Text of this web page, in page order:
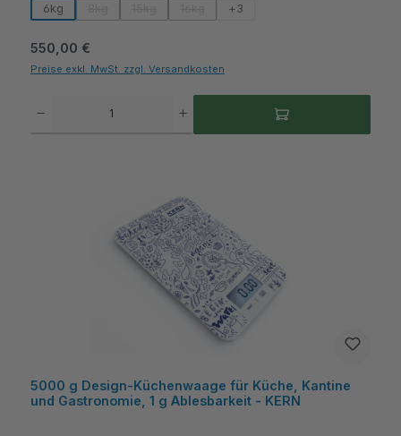
6kg
(Diese Option ist zurzeit nicht verfügbar.)
(Diese Option ist zurzeit nicht verfügbar.)
(Diese Option ist zurzeit nicht verfügbar.)
+3
Regulärer Preis:
550,00 €
Preise exkl. MwSt. zzgl. Versandkosten
5000 g Design-Küchenwaage für Küche, Kantine
und Gastronomie, 1 g Ablesbarkeit - KERN